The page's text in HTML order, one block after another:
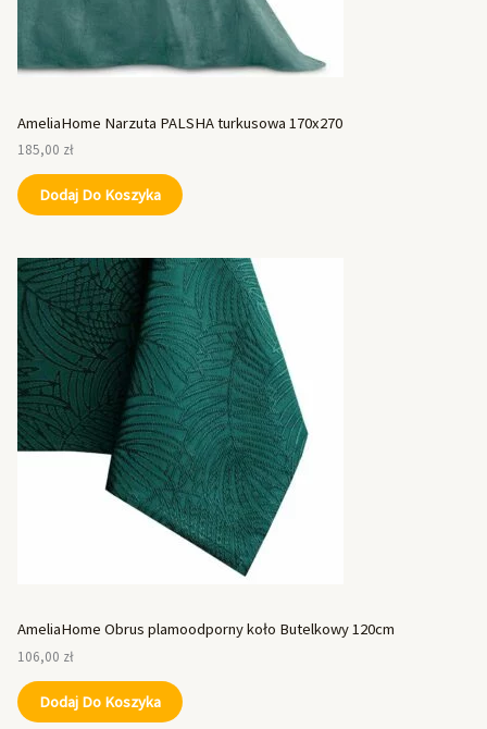
AmeliaHome Narzuta PALSHA turkusowa 170x270
185,00 zł
Dodaj Do Koszyka
AmeliaHome Obrus plamoodporny koło Butelkowy 120cm
106,00 zł
Dodaj Do Koszyka